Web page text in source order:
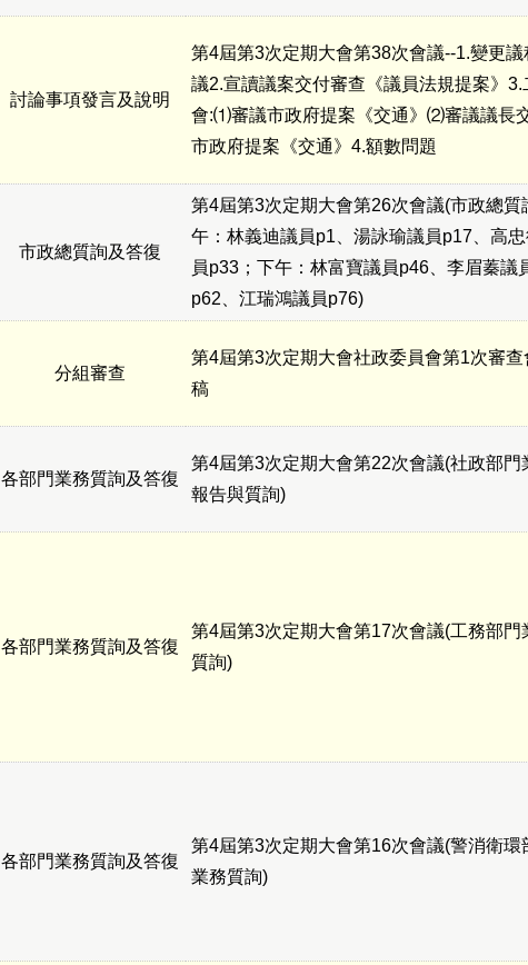
討論事項發言及說明
第4屆第3次定期大會第38次會議--1.變更議
議2.宣讀議案交付審查《議員法規提案》3.
會:⑴審議市政府提案《交通》⑵審議議長
市政府提案《交通》4.額數問題
市政總質詢及答復
第4屆第3次定期大會第26次會議(市政總質
午：林義迪議員p1、湯詠瑜議員p17、高
員p33；下午：林富寶議員p46、李眉蓁議
p62、江瑞鴻議員p76)
分組審查
第4屆第3次定期大會社政委員會第1次審查
稿
各部門業務質詢及答復
第4屆第3次定期大會第22次會議(社政部門
報告與質詢)
各部門業務質詢及答復
第4屆第3次定期大會第17次會議(工務部門
質詢)
各部門業務質詢及答復
第4屆第3次定期大會第16次會議(警消衛環
業務質詢)